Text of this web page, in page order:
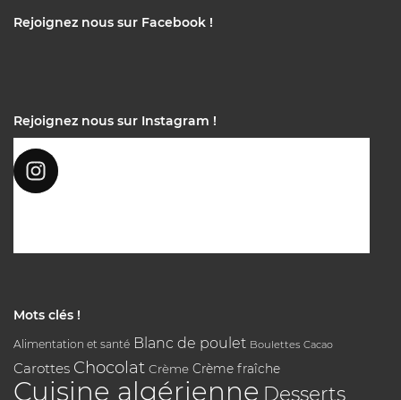
Rejoignez nous sur Facebook !
Rejoignez nous sur Instagram !
Mots clés !
Alimentation et santé Blanc de poulet Boulettes Cacao
Carottes Chocolat Crème Crème fraîche
Cuisine algérienne Desserts